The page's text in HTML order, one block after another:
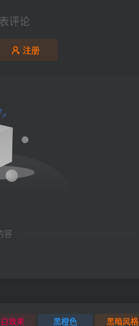
评论
注册
容
效果 黑橙色 黑暗风格